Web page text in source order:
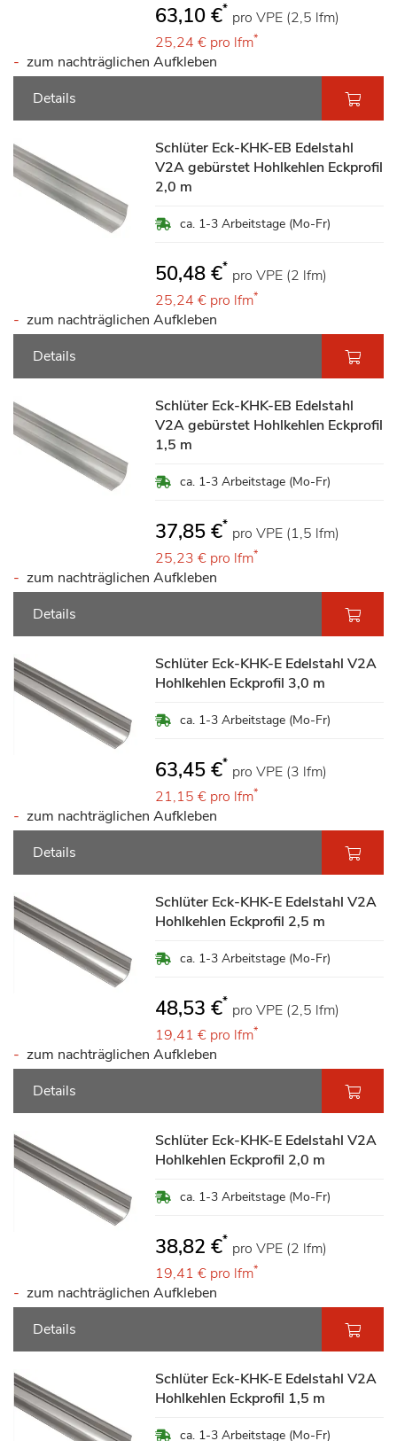
63,10 €* pro VPE (2,5 lfm)
25,24 € pro lfm*
zum nachträglichen Aufkleben
Details
Schlüter Eck-KHK-EB Edelstahl
V2A gebürstet Hohlkehlen Eckprofil
2,0 m
ca. 1-3 Arbeitstage (Mo-Fr)
50,48 €* pro VPE (2 lfm)
25,24 € pro lfm*
zum nachträglichen Aufkleben
Details
Schlüter Eck-KHK-EB Edelstahl
V2A gebürstet Hohlkehlen Eckprofil
1,5 m
ca. 1-3 Arbeitstage (Mo-Fr)
37,85 €* pro VPE (1,5 lfm)
25,23 € pro lfm*
zum nachträglichen Aufkleben
Details
Schlüter Eck-KHK-E Edelstahl V2A
Hohlkehlen Eckprofil 3,0 m
ca. 1-3 Arbeitstage (Mo-Fr)
63,45 €* pro VPE (3 lfm)
21,15 € pro lfm*
zum nachträglichen Aufkleben
Details
Schlüter Eck-KHK-E Edelstahl V2A
Hohlkehlen Eckprofil 2,5 m
ca. 1-3 Arbeitstage (Mo-Fr)
48,53 €* pro VPE (2,5 lfm)
19,41 € pro lfm*
zum nachträglichen Aufkleben
Details
Schlüter Eck-KHK-E Edelstahl V2A
Hohlkehlen Eckprofil 2,0 m
ca. 1-3 Arbeitstage (Mo-Fr)
38,82 €* pro VPE (2 lfm)
19,41 € pro lfm*
zum nachträglichen Aufkleben
Details
Schlüter Eck-KHK-E Edelstahl V2A
Hohlkehlen Eckprofil 1,5 m
ca. 1-3 Arbeitstage (Mo-Fr)